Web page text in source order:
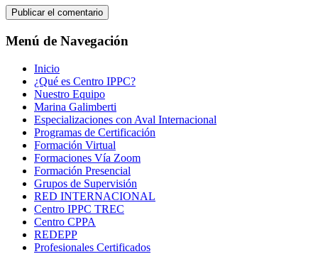
Menú de Navegación
Inicio
¿Qué es Centro IPPC?
Nuestro Equipo
Marina Galimberti
Especializaciones con Aval Internacional
Programas de Certificación
Formación Virtual
Formaciones Vía Zoom
Formación Presencial
Grupos de Supervisión
RED INTERNACIONAL
Centro IPPC TREC
Centro CPPA
REDEPP
Profesionales Certificados